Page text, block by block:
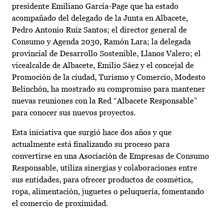
presidente Emiliano García-Page que ha estado
acompañado del delegado de la Junta en Albacete,
Pedro Antonio Ruiz Santos; el director general de
Consumo y Agenda 2030, Ramón Lara; la delegada
provincial de Desarrollo Sostenible, Llanos Valero; el
vicealcalde de Albacete, Emilio Sáez y el concejal de
Promoción de la ciudad, Turismo y Comercio, Modesto
Belinchón, ha mostrado su compromiso para mantener
nuevas reuniones con la Red “Albacete Responsable”
para conocer sus nuevos proyectos.
Esta iniciativa que surgió hace dos años y que
actualmente está finalizando su proceso para
convertirse en una Asociación de Empresas de Consumo
Responsable, utiliza sinergias y colaboraciones entre
sus entidades, para ofrecer productos de cosmética,
ropa, alimentación, juguetes o peluquería, fomentando
el comercio de proximidad.